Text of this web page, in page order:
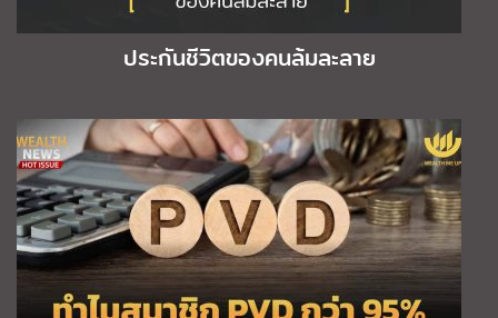
ประกันชีวิตของคนล้มละลาย